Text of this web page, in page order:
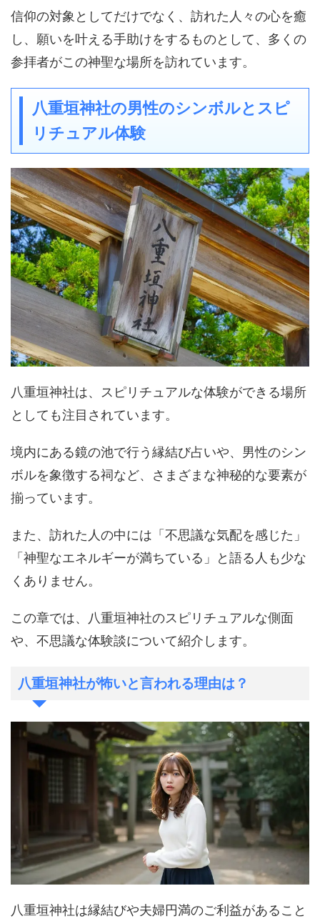
信仰の対象としてだけでなく、訪れた人々の心を癒
し、願いを叶える手助けをするものとして、多くの
参拝者がこの神聖な場所を訪れています。
八重垣神社の男性のシンボルとスピ
リチュアル体験
八重垣神社は、スピリチュアルな体験ができる場所
としても注目されています。
境内にある鏡の池で行う縁結び占いや、男性のシン
ボルを象徴する祠など、さまざまな神秘的な要素が
揃っています。
また、訪れた人の中には「不思議な気配を感じた」
「神聖なエネルギーが満ちている」と語る人も少な
くありません。
この章では、八重垣神社のスピリチュアルな側面
や、不思議な体験談について紹介します。
八重垣神社が怖いと言われる理由は？
八重垣神社は縁結びや夫婦円満のご利益があること